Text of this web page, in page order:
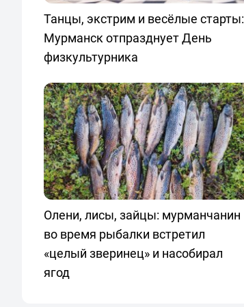
Танцы, экстрим и весёлые старты:
Мурманск отпразднует День
физкультурника
Олени, лисы, зайцы: мурманчанин
во время рыбалки встретил
«целый зверинец» и насобирал
ягод